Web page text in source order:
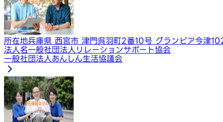
所在地兵庫県 西宮市 津門呉羽町2番10号 グランピア今津
法人名一般社団法人リレーションサポート協会
一般社団法人あんしん生活協議会